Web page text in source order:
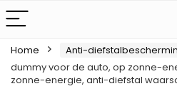
Home Anti-
dummy voor de auto, op zonne-
zonne-energie, anti-diefstal